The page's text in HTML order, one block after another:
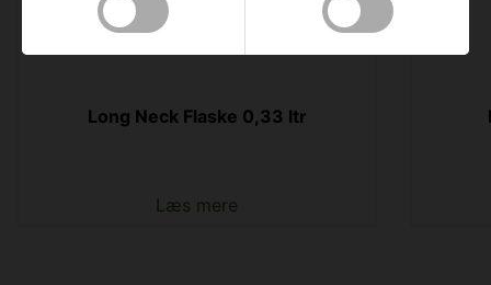
Long Neck Flaske 0,33 ltr
Læs mere